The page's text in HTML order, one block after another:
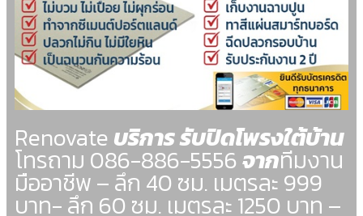
Renovate บริการ รับปิดโพรงใต้บ้าน
โทรถาม 086-886-5556จากทีมงาน
มืออาชีพ – ลึก 40 ซม. เมตรละ 999
บาท- ลึก 60 ซม. เมตรละ 1250 บาท –